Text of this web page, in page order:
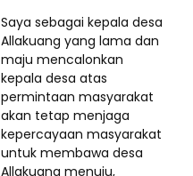
Saya sebagai kepala desa
Allakuang yang lama dan
maju mencalonkan
kepala desa atas
permintaan masyarakat
akan tetap menjaga
kepercayaan masyarakat
untuk membawa desa
Allakuang menuju,